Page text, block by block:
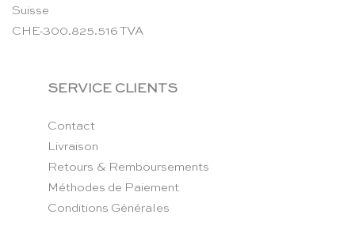
Suisse
CHE-300.825.516 TVA
SERVICE CLIENTS
Contact
Livraison
Retours & Remboursements
Méthodes de Paiement
Conditions Générales